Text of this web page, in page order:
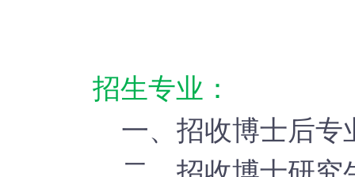
招生专业：
一、招收博士后